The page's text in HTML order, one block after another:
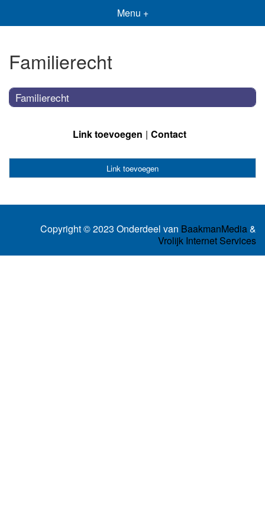
Menu +
Familierecht
Familierecht
Link toevoegen Contact
Link toevoegen
Copyright © 2023 Onderdeel van BaakmanMedia&
Vrolijk Internet Services